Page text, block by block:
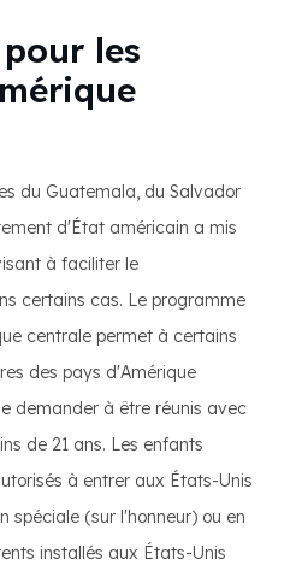
les
du Guatemala, du Salvador
d'État américain a mis
à faciliter le
certains cas. Le programme
centrale permet à certains
des pays d'Amérique
demander à être réunis avec
de 21 ans. Les enfants
à entrer aux États-Unis
spéciale (sur l'honneur) ou en
installés aux États-Unis